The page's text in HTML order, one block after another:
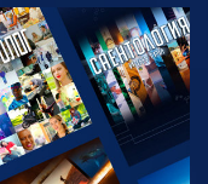
СМОТРЕТЬ
ПЕРЕДАЧИ